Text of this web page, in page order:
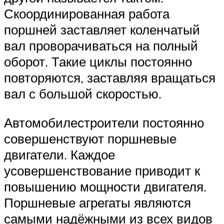
Скоординированная работа
поршней заставляет коленчатый
вал проворачиваться на полный
оборот. Такие циклы постоянно
повторяются, заставляя вращаться
вал с большой скоростью.
Автомобилестроители постоянно
совершенствуют поршневые
двигатели. Каждое
усовершенствование приводит к
повышению мощности двигателя.
Поршневые агрегаты являются
самыми надёжными из всех видов